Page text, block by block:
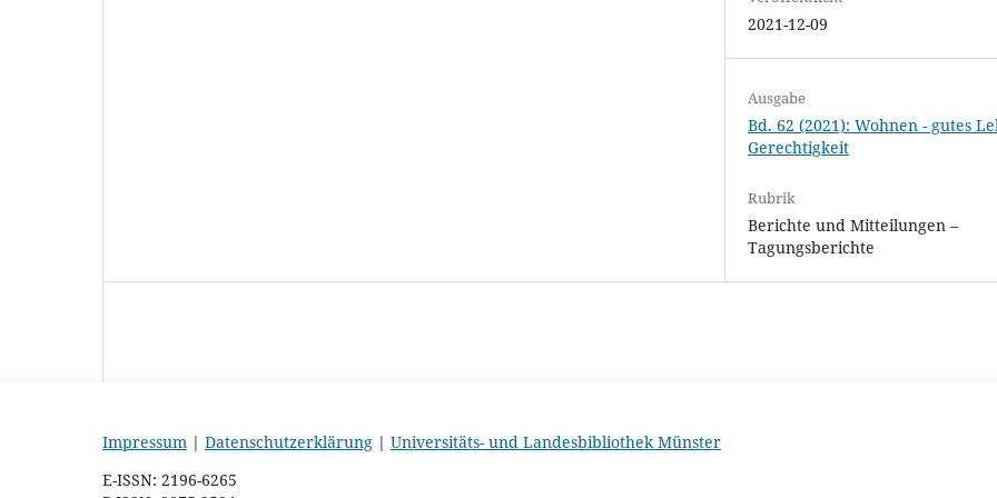
2021-12-09
Ausgabe
Bd. 62 (2021): Wohnen - gutes
Gerechtigkeit
Rubrik
Berichte und Mitteilungen –
Tagungsberichte
Impressum | Datenschutzerklärung | Universitäts- und Landesbibliothek Münster
E-ISSN: 2196-6265